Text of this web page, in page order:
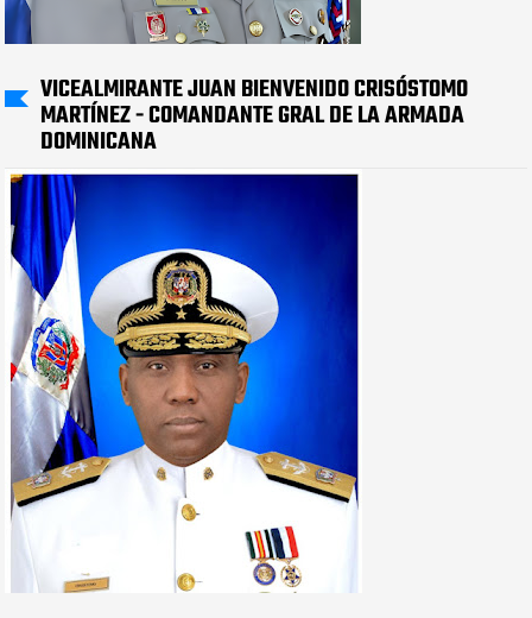
VICEALMIRANTE JUAN BIENVENIDO CRISÓSTOMO
MARTÍNEZ - COMANDANTE GRAL DE LA ARMADA
DOMINICANA